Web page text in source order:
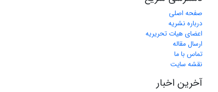
صفحه اصلی
درباره نشریه
اعضای هیات تحریریه
ارسال مقاله
تماس با ما
نقشه سایت
آخرین اخبار